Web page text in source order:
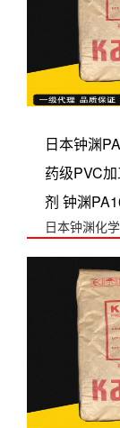
日本钟渊
药级PVC
剂 钟渊
日本钟渊化